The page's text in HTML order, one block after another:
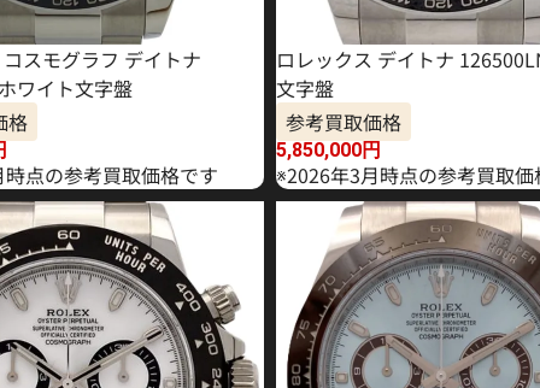
スモグラフ デイトナ
ワイト文字盤
格
点の参考買取価格です
ロレックス デイトナ
文字盤
参考買取価格
5,850,000円
※2026年3月時点の参考買取価